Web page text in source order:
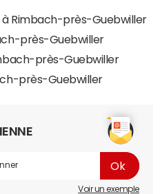
à Rimbach-près-Guebwiller
près-Guebwiller
près-Guebwiller
près-Guebwiller
Voir un exemple